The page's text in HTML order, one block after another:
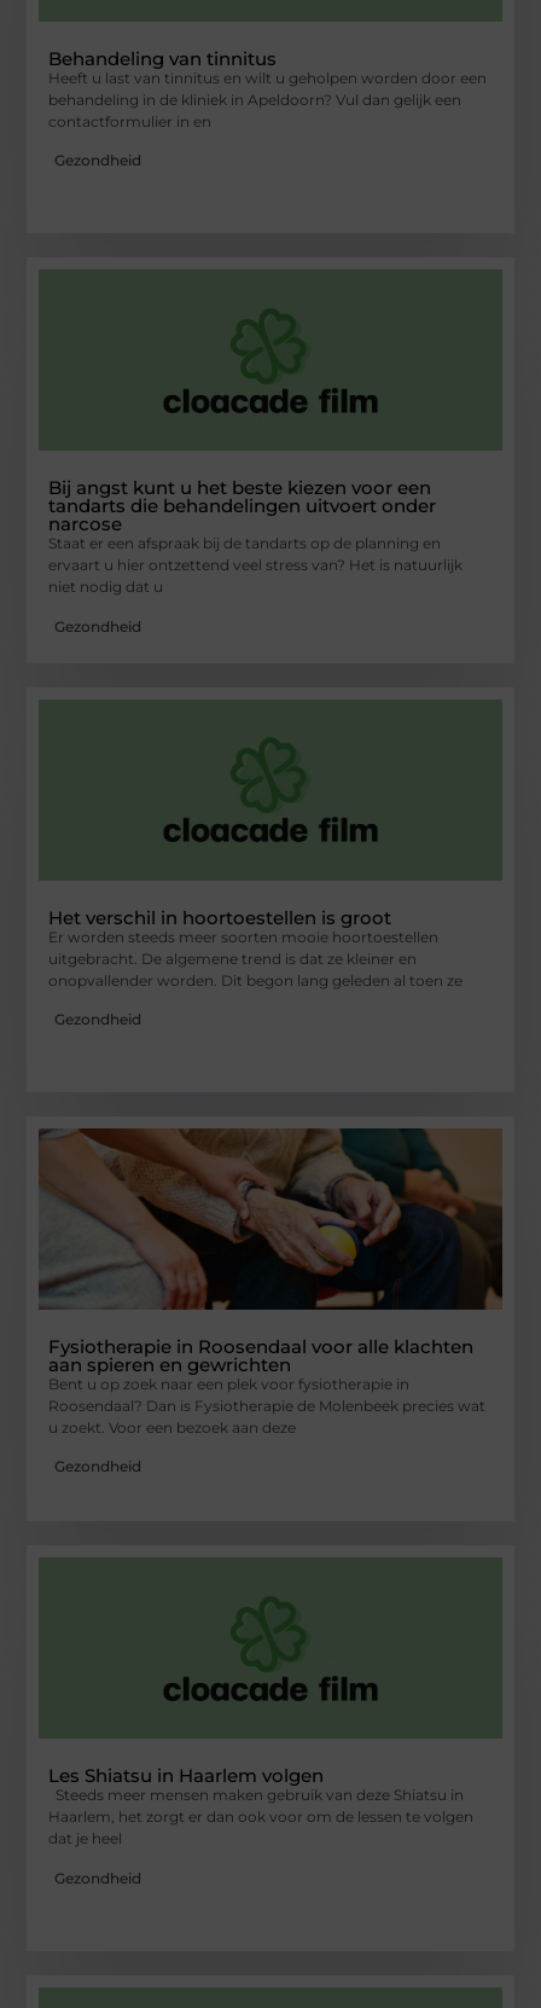
Behandeling van tinnitus
Heeft u last van tinnitus en wilt u geholpen worden door een
behandeling in de kliniek in Apeldoorn? Vul dan gelijk een
contactformulier in en
Gezondheid
Bij angst kunt u het beste kiezen voor een
tandarts die behandelingen uitvoert onder
narcose
Staat er een afspraak bij de tandarts op de planning en
ervaart u hier ontzettend veel stress van? Het is natuurlijk
niet nodig dat u
Gezondheid
Het verschil in hoortoestellen is groot
Er worden steeds meer soorten mooie hoortoestellen
uitgebracht. De algemene trend is dat ze kleiner en
onopvallender worden. Dit begon lang geleden al toen ze
Gezondheid
Fysiotherapie in Roosendaal voor alle klachten
aan spieren en gewrichten
Bent u op zoek naar een plek voor fysiotherapie in
Roosendaal? Dan is Fysiotherapie de Molenbeek precies wat
u zoekt. Voor een bezoek aan deze
Gezondheid
Les Shiatsu in Haarlem volgen
Steeds meer mensen maken gebruik van deze Shiatsu in
Haarlem, het zorgt er dan ook voor om de lessen te volgen
dat je heel
Gezondheid